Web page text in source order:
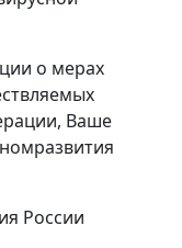
о мерах
Ваше
России